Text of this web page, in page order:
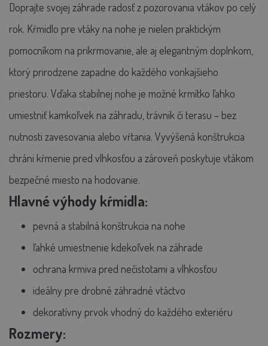
Doprajte svojej záhrade radosť z pozorovania vtákov po celý
rok. Kŕmidlo pre vtáky na nohe je nielen praktickým
pomocníkom na prikrmovanie, ale aj elegantným doplnkom,
ktorý prirodzene zapadne do každého vonkajšieho
priestoru. Vďaka stabilnej nohe je možné krmítko ľahko
umiestniť kamkoľvek na záhradu, trávnik či terasu – bez
nutnosti zavesovania alebo vŕtania. Vyvýšená konštrukcia
chráni kŕmenie pred vlhkosťou a zároveň poskytuje vtákom
bezpečné miesto na hodovanie.
Hlavné výhody kŕmidla:
pevná a stabilná konštrukcia na nohe
ľahké umiestnenie kdekoľvek na záhrade
ochrana krmiva pred nečistotami a vlhkosťou
ideálny pre drobné záhradné vtáctvo
dekoratívny prvok vhodný do každého exteriéru
Rozmery: